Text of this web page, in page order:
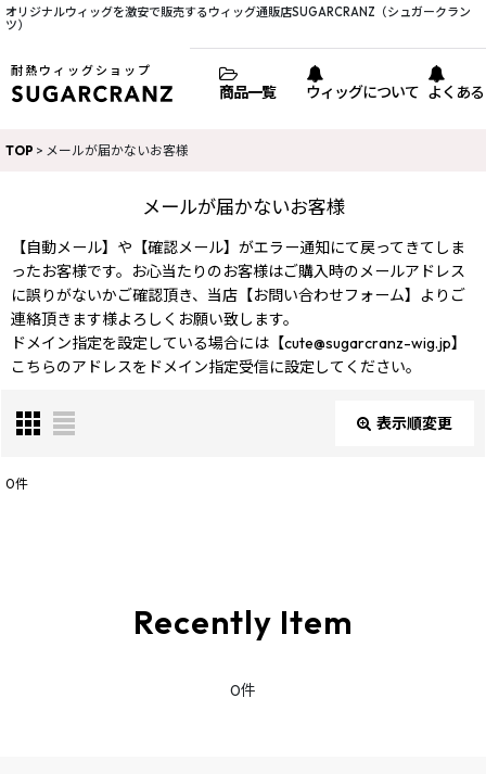
オリジナルウィッグを激安で販売するウィッグ通販店SUGARCRANZ（シュガークラン
ツ）
耐熱ウィッグショップ
商品一覧 ウィッグについて よくあ
TOP > メールが届かないお客様
メールが届かないお客様
【自動メール】や【確認メール】がエラー通知にて戻ってきてしま
ったお客様です。お心当たりのお客様はご購入時のメールアドレス
に誤りがないかご確認頂き、当店【お問い合わせフォーム】よりご
連絡頂きます様よろしくお願い致します。
ドメイン指定を設定している場合には【cute@sugarcranz-wig.jp】
こちらのアドレスをドメイン指定受信に設定してください。
表示順変更
絞り込む
0件
Recently Item
0件